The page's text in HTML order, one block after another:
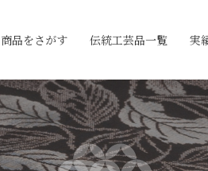
商品をさがす 伝統工芸品一覧 実